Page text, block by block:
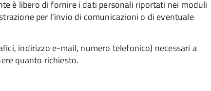
è libero di fornire i dati personali riportati nei moduli
per l’invio di comunicazioni o di eventuale
indirizzo e-mail, numero telefonico) necessari a
quanto richiesto.